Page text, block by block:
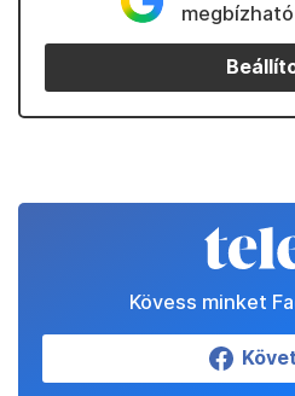
Kövess minket